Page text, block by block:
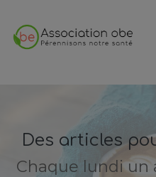
Des articles
Chaque lundi un